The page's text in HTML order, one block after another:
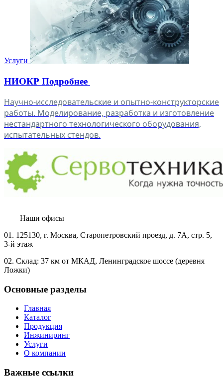
Услуги
НИОКР Подробнее
Научно-исследовательские и опытно-конструкторские
работы. Моделирование, разработка и изготовление
нестандартного технологического оборудования,
испытательных стендов.
Наши офисы
01. 125130, г. Москва, Старопетровский проезд, д. 7А, стр. 5,
3-й этаж
02. Склад: 37 км от МКАД, Ленинградское шоссе (деревня
Ложки)
Основные разделы
Главная
Каталог
Продукция
Инжиниринг
Услуги
О компании
Важные ссылки